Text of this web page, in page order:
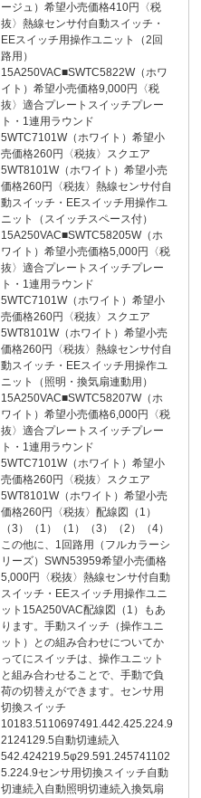
ージュ）希望小売価格410円〈税
抜〉熱線センサ付自動スイッチ・
EEスイッチ用操作ユニット（2回
路用）
15A250VAC■SWTC5822W（ホワ
イト）希望小売価格9,000円〈税
抜〉適合プレートスイッチプレー
ト・1連用ラウンド
5WTC7101W（ホワイト）希望小
売価格260円〈税抜〉スクエア
5WT8101W（ホワイト）希望小売
価格260円〈税抜〉熱線センサ付自
動スイッチ・EEスイッチ用操作ユ
ニット（スイッチスペース付）
15A250VAC■SWTC58205W（ホ
ワイト）希望小売価格5,000円〈税
抜〉適合プレートスイッチプレー
ト・1連用ラウンド
5WTC7101W（ホワイト）希望小
売価格260円〈税抜〉スクエア
5WT8101W（ホワイト）希望小売
価格260円〈税抜〉熱線センサ付自
動スイッチ・EEスイッチ用操作ユ
ニット（照明・換気扇連動用）
15A250VAC■SWTC58207W（ホ
ワイト）希望小売価格6,000円〈税
抜〉適合プレートスイッチプレー
ト・1連用ラウンド
5WTC7101W（ホワイト）希望小
売価格260円〈税抜〉スクエア
5WT8101W（ホワイト）希望小売
価格260円〈税抜〉配線図（1）
（3）（1）（1）（3）（2）（4）
この他に、1回路用（フルカラーシ
リーズ）SWN53959希望小売価格
5,000円〈税抜〉熱線センサ付自動
スイッチ・EEスイッチ用操作ユニ
ット15A250VAC配線図（1）もあ
ります。手動スイッチ（操作ユニ
ット）との組み合わせについてか
ってにスイッチは、操作ユニット
と組み合わせることで、手動で負
荷の切替えができます。センサ用
切換スイッチ
10183.5110697491.442.425.224.9
2124129.5自動切連続入
542.424219.5φ29.591.245741102
5.224.9センサ用切換スイッチ自動
切連続入自動照明切連続入換気扇